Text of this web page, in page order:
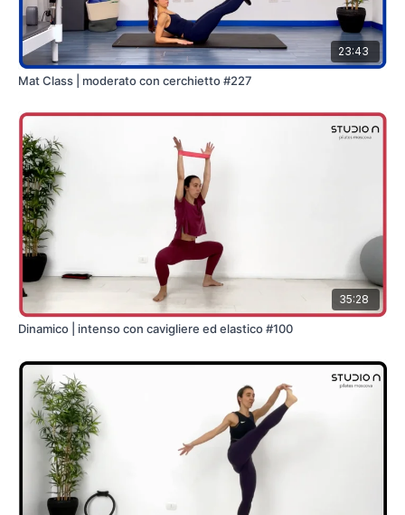
23:43
Mat Class | moderato con cerchietto #227
35:28
Dinamico | intenso con cavigliere ed elastico #100